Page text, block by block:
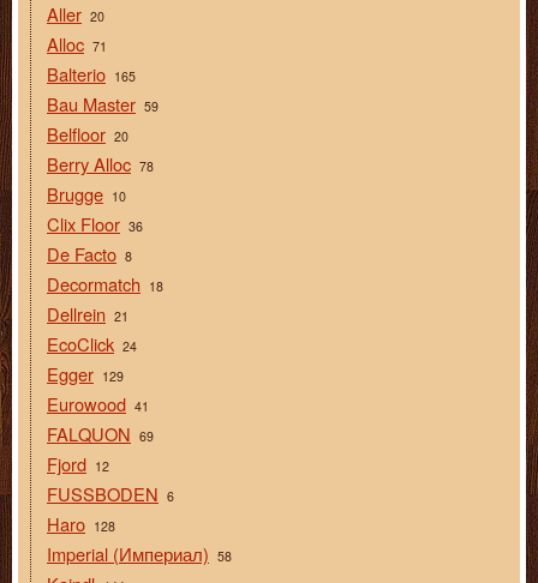
Aller 20
Alloc 71
Balterio 165
Bau Master 59
Belfloor 20
Berry Alloc 78
Brugge 10
Clix Floor 36
De Facto 8
Decormatch 18
Dellrein 21
EcoClick 24
Egger 129
Eurowood 41
FALQUON 69
Fjord 12
FUSSBODEN 6
Haro 128
Imperial (Империал) 58